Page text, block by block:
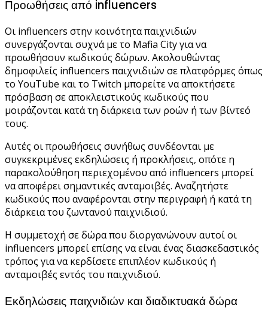
Προωθήσεις από influencers
Οι influencers στην κοινότητα παιχνιδιών
συνεργάζονται συχνά με το Mafia City για να
προωθήσουν κωδικούς δώρων. Ακολουθώντας
δημοφιλείς influencers παιχνιδιών σε πλατφόρμες όπως
το YouTube και το Twitch μπορείτε να αποκτήσετε
πρόσβαση σε αποκλειστικούς κωδικούς που
μοιράζονται κατά τη διάρκεια των ροών ή των βίντεό
τους.
Αυτές οι προωθήσεις συνήθως συνδέονται με
συγκεκριμένες εκδηλώσεις ή προκλήσεις, οπότε η
παρακολούθηση περιεχομένου από influencers μπορεί
να αποφέρει σημαντικές ανταμοιβές. Αναζητήστε
κωδικούς που αναφέρονται στην περιγραφή ή κατά τη
διάρκεια του ζωντανού παιχνιδιού.
Η συμμετοχή σε δώρα που διοργανώνουν αυτοί οι
influencers μπορεί επίσης να είναι ένας διασκεδαστικός
τρόπος για να κερδίσετε επιπλέον κωδικούς ή
ανταμοιβές εντός του παιχνιδιού.
Εκδηλώσεις παιχνιδιών και διαδικτυακά δώρα